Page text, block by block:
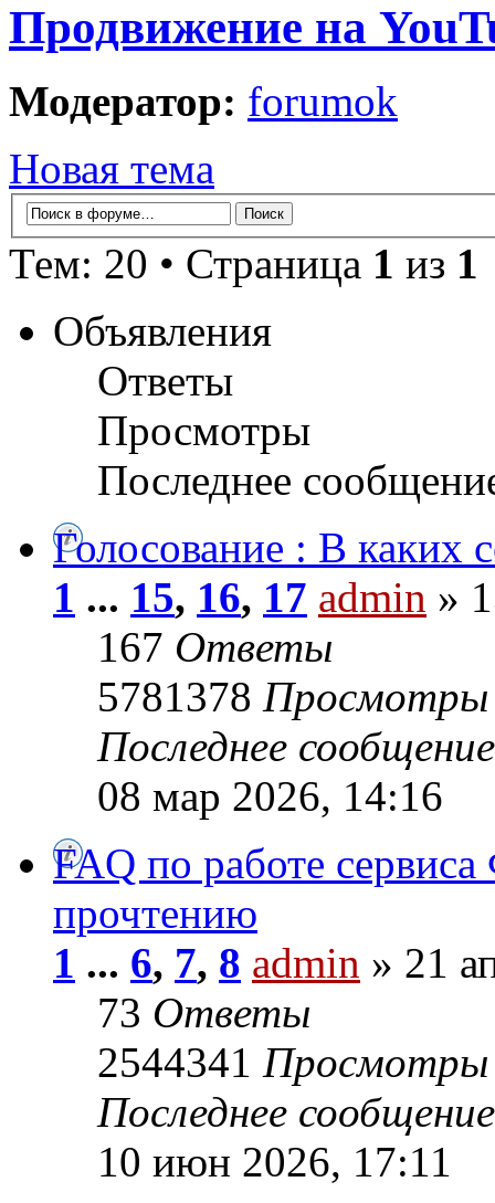
Продвижение на
Модератор: forumok
Новая тема
Тем: 20 • Страница 1 из 1
Объявления
Ответы
Просмотры
Последнее
Голосование : В каких
1 ... 15, 16, 17 admin »
167 Ответы
5781378 Просмотры
Последнее
08 мар 2026, 14:16
FAQ по работе
прочтению
1 ... 6, 7, 8 admin » 21
73 Ответы
2544341 Просмотры
Последнее
10 июн 2026, 17:11